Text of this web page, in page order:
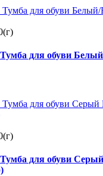
для обуви
для обуви